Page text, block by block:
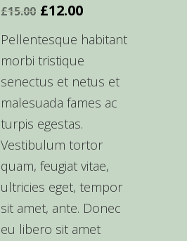
£15.00 £12.00
Pellentesque habitant
morbi tristique
senectus et netus et
malesuada fames ac
turpis egestas.
Vestibulum tortor
quam, feugiat vitae,
ultricies eget, tempor
sit amet, ante. Donec
eu libero sit amet